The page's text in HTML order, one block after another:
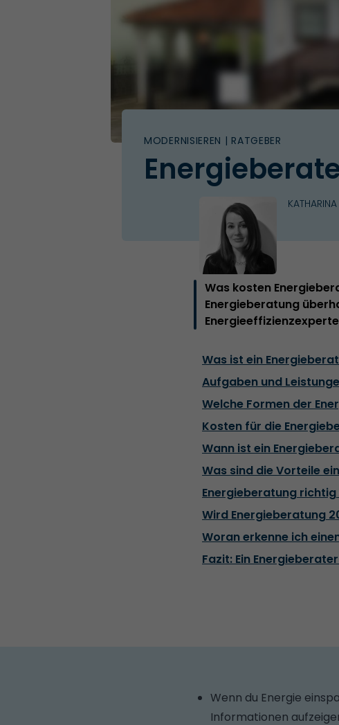
MODERNISIEREN | RATGEBER
Was kosten
Energieberatung
Was ist ein
Aufgaben und
Welche Formen der
Kosten für die
Wann ist ein
Was sind die Vorteile
Energieberatung
Wird Energieberatung
Woran erkenne ich
Fazit: Ein
Wenn du Energie
Informationen